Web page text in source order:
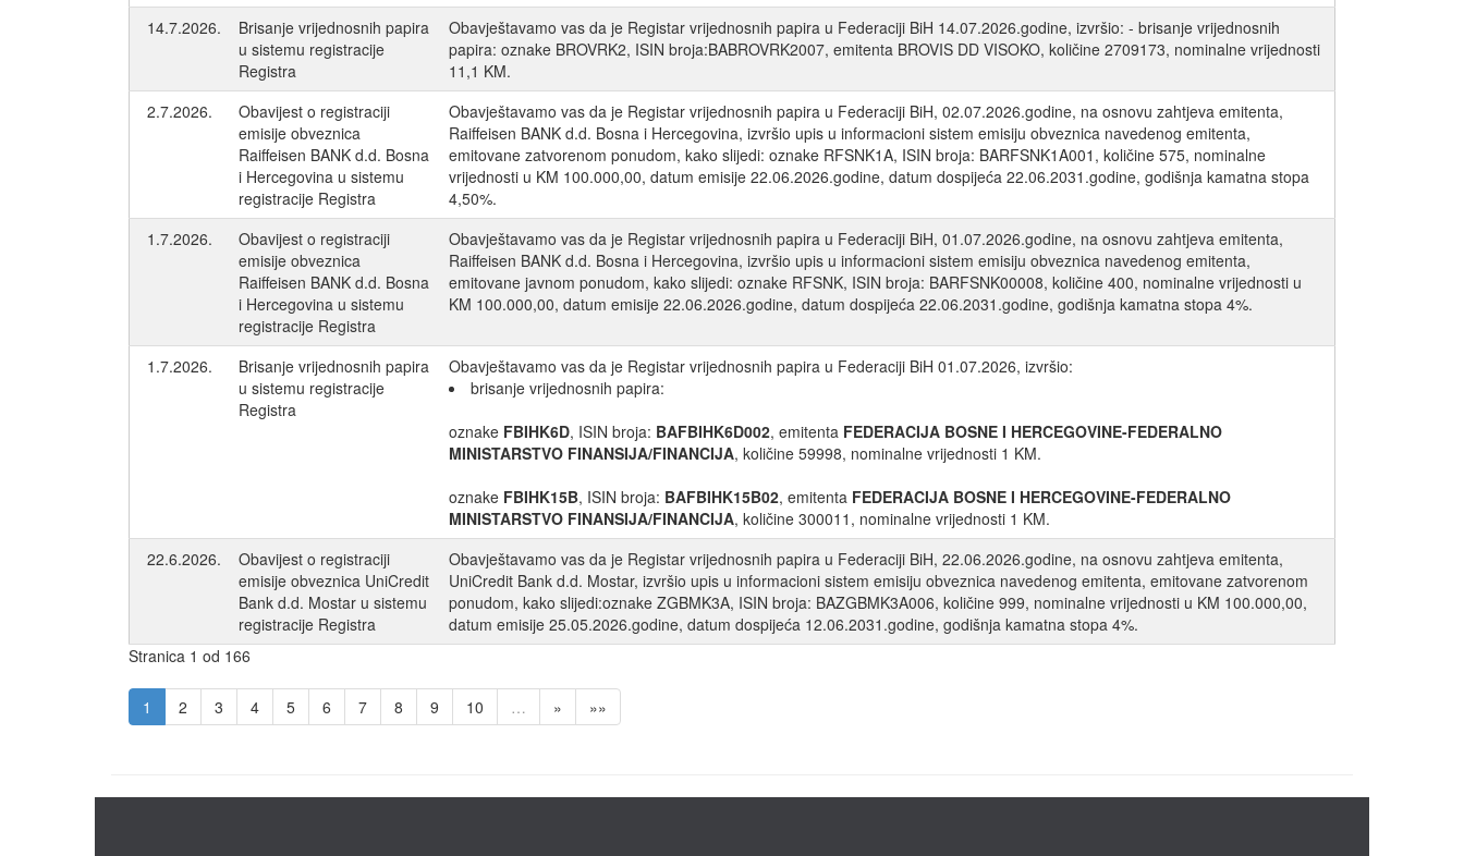
14.7.2026.
Brisanje vrijednosnih papira
u sistemu registracije
Registra
Obavještavamo vas da je Registar vrijednosnih papira u Federaciji BiH 14.07.2026.godine, izvršio: - brisanje vrijednosnih
papira: oznake BROVRK2, ISIN broja:BABROVRK2007, emitenta BROVIS DD VISOKO, količine 2709173, nominalne vrijednosti
11,1 KM.
2.7.2026.
Obavijest o registraciji
emisije obveznica
Raiffeisen BANK d.d. Bosna
i Hercegovina u sistemu
registracije Registra
Obavještavamo vas da je Registar vrijednosnih papira u Federaciji BiH, 02.07.2026.godine, na osnovu zahtjeva emitenta,
Raiffeisen BANK d.d. Bosna i Hercegovina, izvršio upis u informacioni sistem emisiju obveznica navedenog emitenta,
emitovane zatvorenom ponudom, kako slijedi: oznake RFSNK1A, ISIN broja: BARFSNK1A001, količine 575, nominalne
vrijednosti u KM 100.000,00, datum emisije 22.06.2026.godine, datum dospijeća 22.06.2031.godine, godišnja kamatna stopa
4,50%.
1.7.2026.
Obavijest o registraciji
emisije obveznica
Raiffeisen BANK d.d. Bosna
i Hercegovina u sistemu
registracije Registra
Obavještavamo vas da je Registar vrijednosnih papira u Federaciji BiH, 01.07.2026.godine, na osnovu zahtjeva emitenta,
Raiffeisen BANK d.d. Bosna i Hercegovina, izvršio upis u informacioni sistem emisiju obveznica navedenog emitenta,
emitovane javnom ponudom, kako slijedi: oznake RFSNK, ISIN broja: BARFSNK00008, količine 400, nominalne vrijednosti u
KM 100.000,00, datum emisije 22.06.2026.godine, datum dospijeća 22.06.2031.godine, godišnja kamatna stopa 4%.
1.7.2026.
Brisanje vrijednosnih papira
u sistemu registracije
Registra
Obavještavamo vas da je Registar vrijednosnih papira u Federaciji BiH 01.07.2026, izvršio:
brisanje vrijednosnih papira:
oznake FBIHK6D, ISIN broja: BAFBIHK6D002, emitenta FEDERACIJA BOSNE I HERCEGOVINE-FEDERALNO
MINISTARSTVO FINANSIJA/FINANCIJA, količine 59998, nominalne vrijednosti 1 KM.
oznake FBIHK15B, ISIN broja: BAFBIHK15B02, emitenta FEDERACIJA BOSNE I HERCEGOVINE-FEDERALNO
MINISTARSTVO FINANSIJA/FINANCIJA, količine 300011, nominalne vrijednosti 1 KM.
22.6.2026.
Obavijest o registraciji
emisije obveznica UniCredit
Bank d.d. Mostar u sistemu
registracije Registra
Obavještavamo vas da je Registar vrijednosnih papira u Federaciji BiH, 22.06.2026.godine, na osnovu zahtjeva emitenta,
UniCredit Bank d.d. Mostar, izvršio upis u informacioni sistem emisiju obveznica navedenog emitenta, emitovane zatvorenom
ponudom, kako slijedi:oznake ZGBMK3A, ISIN broja: BAZGBMK3A006, količine 999, nominalne vrijednosti u KM 100.000,00,
datum emisije 25.05.2026.godine, datum dospijeća 12.06.2031.godine, godišnja kamatna stopa 4%.
Stranica 1 od 166
1 2 3 4 5 6 7 8 9 10 … » »»